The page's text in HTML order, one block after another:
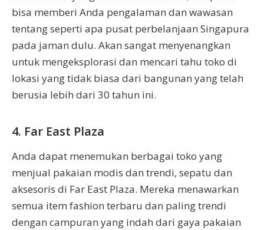
bisa memberi Anda pengalaman dan wawasan
tentang seperti apa pusat perbelanjaan Singapura
pada jaman dulu. Akan sangat menyenangkan
untuk mengeksplorasi dan mencari tahu toko di
lokasi yang tidak biasa dari bangunan yang telah
berusia lebih dari 30 tahun ini.
4. Far East Plaza
Anda dapat menemukan berbagai toko yang
menjual pakaian modis dan trendi, sepatu dan
aksesoris di Far East Plaza. Mereka menawarkan
semua item fashion terbaru dan paling trendi
dengan campuran yang indah dari gaya pakaian